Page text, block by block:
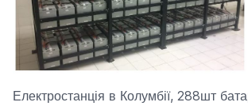
Електростанція в Колумбії, 288шт